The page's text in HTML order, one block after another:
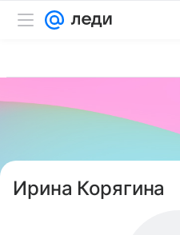
Ирина Корягина